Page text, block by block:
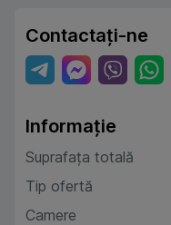
Contactați-ne
Informație
Suprafața totală
Tip ofertă
Camere